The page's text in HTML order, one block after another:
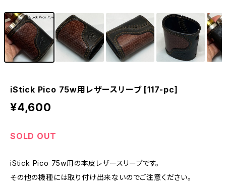
iStick Pico 75w用レザースリーブ [117-pc]
¥4,600
SOLD OUT
iStick Pico 75w用の本皮レザースリーブです。
その他の機種には取り付け出来ないのでご注意ください。